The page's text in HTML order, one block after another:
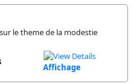
le theme de la modestie
Affichage